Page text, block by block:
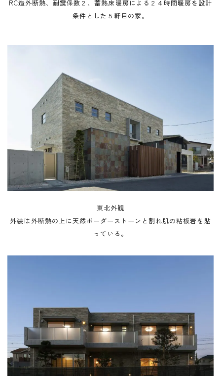
RC造外断熱、耐震係数２、蓄熱床暖房による２４時間暖房を設計
条件とした５軒目の家。
東北外観
外装は外断熱の上に天然ボーダーストーンと割れ肌の粘板岩を貼
っている。